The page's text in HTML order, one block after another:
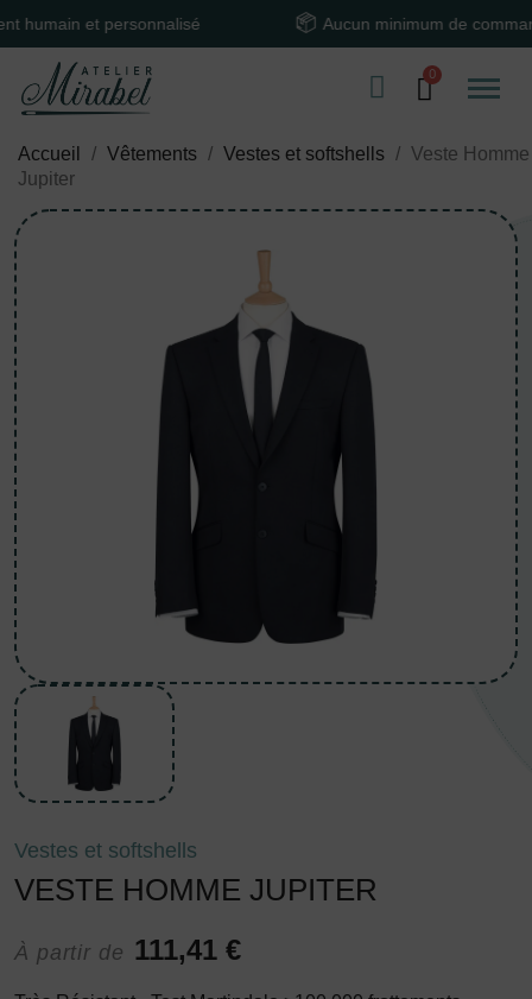
et personnalisé Aucun minimum de commande
Accueil Vêtements Vestes et softshells
Veste Homme
Jupiter
Vestes et softshells
VESTE HOMME JUPITER
À partir de 111,41 €